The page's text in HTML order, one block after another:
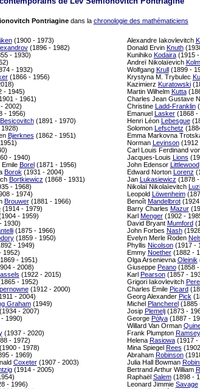
Pontriaginedans la chronologie des mathématiciens
(1900 - 1973)
(1896 - 1982)
- 1930)
- 1932)
(1866 - 1956)
- 1945)
- 1961)
2002)
- 1956)
Besicovitch(1891 - 1970)
Bjerknes (1862 - 1951)
- 1940)
Borel(1871 - 1956)
Borok (1931 - 2004)
Bortkiewicz (1868 - 1931)
- 1968)
- 1974)
Brouwer(1881 - 1966)
(1914 - 1979)
- 1959)
1930)
(1875 - 1966)
(1859 - 1950)
- 1949)
1952)
- 1951)
- 2008)
(1922 - 2015)
- 1952)
(1912 - 2000)
- 2004)
Graham(1949)
- 2007)
1990)
(1937 - 2020)
- 1972)
(1900 - 1978)
- 1969)
Coxeter(1907 - 2003)
(1914 - 2005)
- 1996)
Alexandre Iakovlevitch
Donald Ervin Knuth
Kunihiko Kodaira(1915 -
Andreï Nikolaïevich
Wolfgang Krull(1899 -
Krystyna M. Trybulec
Kazimierz Kuratowski
Martin Wilhelm Kutta
Charles Jean Gustave
Christine Ladd-Franklin
Emanuel Lasker(1868 -
Henri Léon Lebesgue
Solomon Lefschetz
Emma Markovna
Norman Levinson(1912
Carl Louis Ferdinand
Jacques-Louis Lions
John Edensor Littlewood
Edward Norton Lorenz
Jan Lukasiewicz (1878
Nikolaï Nikolaïevitch
Leopold Löwenheim
Benoît Mandelbrot(1924
Barry Charles Mazur
Karl Menger(1902 -
David Bryant Mumford
John Forbes Nash
Evelyn Merle Roden
Phyllis Nicolson(1917 -
Emmy Noether(1882 -
Olga Arsenievna Oleinik
Giuseppe Peano(1858 -
Karl Pearson(1857 -
Grigori Iakovlevitch
Charles Emile Picard
Georg Alexander Pick
Michel Plancherel(1885
Josip Plemelj(1873 -
George Pólya(1887 -
Willard Van Orman
Frank Plumpton Ramsey
Helena Rasiowa(1917 -
Mina Spiegel Rees
Abraham Robinson
Julia Hall Bowman
Bertrand Arthur William
Raphaël Salem(1898 -
Leonard Jimmie Savage